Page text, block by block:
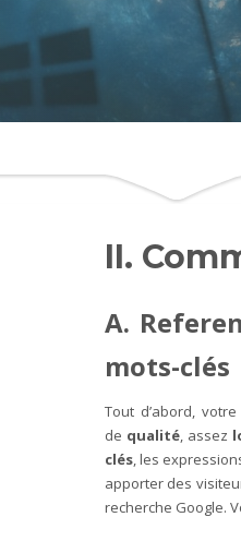
II.
A.
mots-clés
Tout d’abord,
de qualité, assez
clés, les
apporter des
recherche Google.